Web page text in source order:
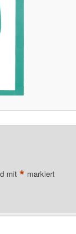
mit * markiert